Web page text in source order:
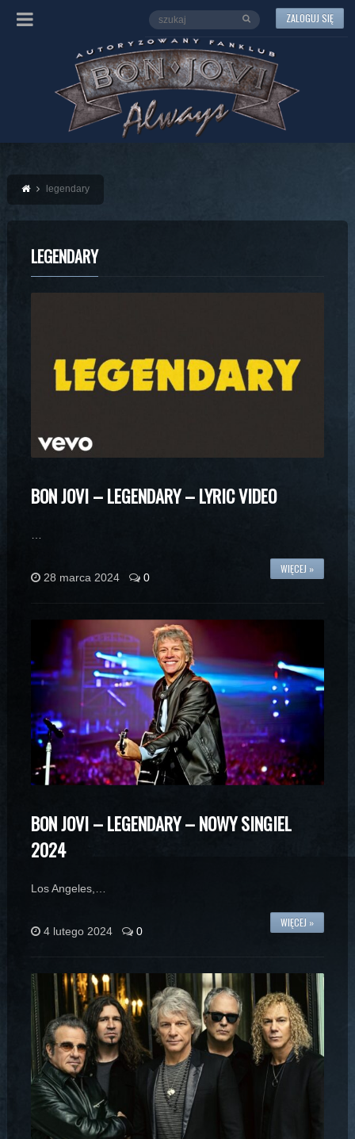
ZALOGUJ SIĘ
legendary
LEGENDARY
BON JOVI – LEGENDARY – LYRIC VIDEO
…
WIĘCEJ »
28 marca 2024 0
BON JOVI – LEGENDARY – NOWY SINGIEL
2024
Los Angeles,…
WIĘCEJ »
4 lutego 2024 0